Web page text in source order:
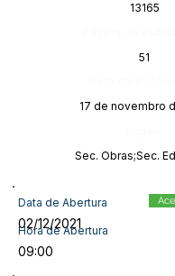
13165
51
17 de novembro
Sec. Obras;Sec.
Data de Abertura
02/12/2021
Hora de Abertura
09:00